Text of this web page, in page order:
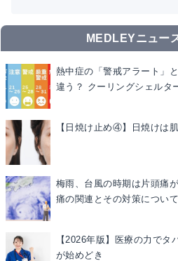
MEDLEYニュー
熱中症の「警戒アラート」
違う？ クーリングシェルタ
【日焼け止め④】日焼けは
梅雨、台風の時期は片頭痛
痛の関連とその対策について
【2026年版】医療の力で
が始めどき